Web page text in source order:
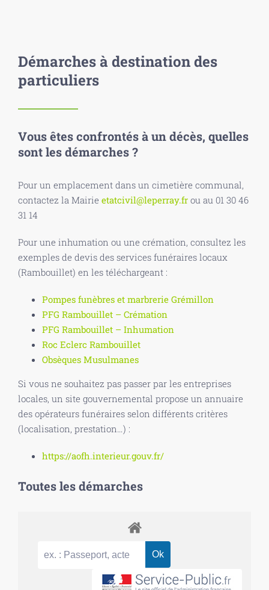
Démarches à destination des
particuliers
Vous êtes confrontés à un décès, quelles
sont les démarches ?
Pour un emplacement dans un cimetière communal,
contactez la Mairie etatcivil@leperray.fr ou au 01 30 46
31 14
Pour une inhumation ou une crémation, consultez les
exemples de devis des services funéraires locaux
(Rambouillet) en les téléchargeant :
Pompes funèbres et marbrerie Grémillon
PFG Rambouillet – Crémation
PFG Rambouillet – Inhumation
Roc Eclerc Rambouillet
Obsèques Musulmanes
Si vous ne souhaitez pas passer par les entreprises
locales, un site gouvernemental propose un annuaire
des opérateurs funéraires selon différents critères
(localisation, prestation…) :
https://aofh.interieur.gouv.fr/
Toutes les démarches